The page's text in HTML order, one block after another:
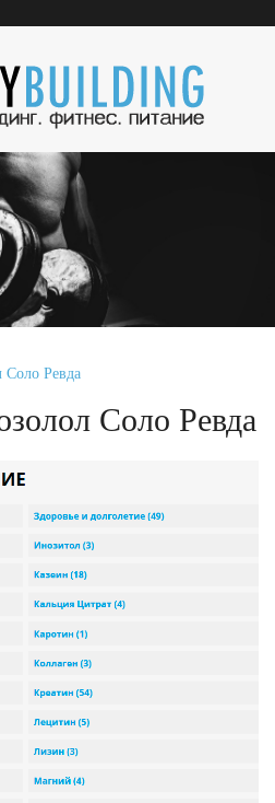
Соло Ревда
Соло Ревда